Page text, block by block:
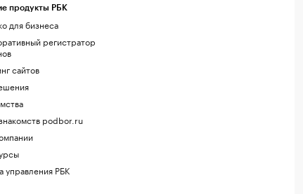
продукты РБК
для бизнеса
регистратор
сайтов
podbor.ru
управления РБК